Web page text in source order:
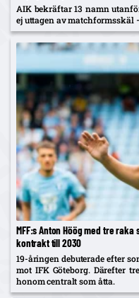
AIK bekräftar 13 namn
ej uttagen av matchformsskäl
MFF:s Anton Höög med tre
kontrakt till 2030
19-åringen debuterade efter
mot IFK Göteborg. Därefter
honom centralt som åtta.